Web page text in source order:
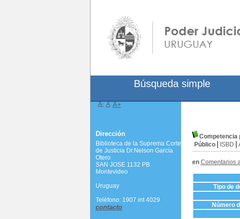
Competencia
Público
ISBD
en Comentarios
Tipo de
Número
Búsqueda simple
A- A A+
Dirección
Biblioteca de la Suprema Corte
de Justicia Dr.Nelson García
Otero
SAN JOSE 1132 PB
Montevideo
Uruguay
Teléfono: 1907 int 4029
contacto